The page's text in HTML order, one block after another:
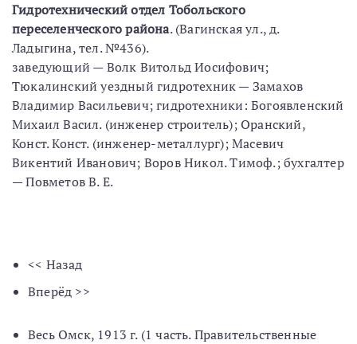
Гидротехнический отдел Тобольского
переселенческого района. (Вагинская ул., д.
Ладыгина, тел. №436).
заведующий — Волк Витольд Иосифович;
Тюкалинский уездный гидротехник — Замахов
Владимир Васильевич; гидротехники: Богоявленский
Михаил Васил. (инженер строитель); Оранский,
Конст. Конст. (инженер-металлург); Масевич
Викентий Иванович; Воров Никол. Тимоф.; бухгалтер
— Повметов В. Е.
<< Назад
Вперёд >>
Весь Омск, 1913 г. (1 часть. Правительственные